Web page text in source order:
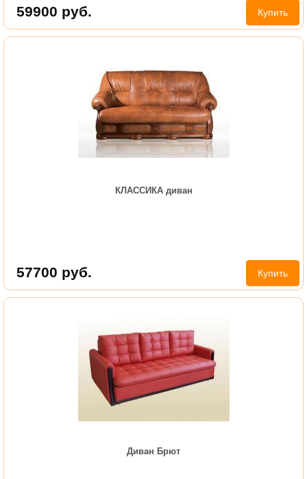
59900 руб. Купить
КЛАССИКА диван
57700 руб. Купить
Диван Брют